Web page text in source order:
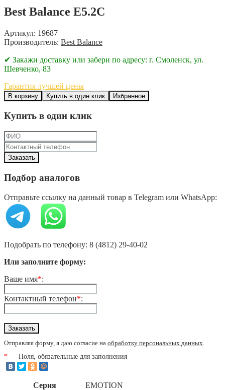
Best Balance E5.2C
Артикул: 19687
Производитель: Best Balance
✔ Закажи доставку или забери по адресу: г. Смоленск, ул.
Шевченко, 83
Гарантия лучшей цены
В корзину Купить в один клик Избранное
Купить в один клик
Подбор аналогов
Отправьте ссылку на данный товар в Telegram или WhatsApp:
Подобрать по телефону: 8 (4812) 29-40-02
Или заполните форму:
Ваше имя*:
Контактный телефон*:
Отправляя форму, я даю согласие на обработку персональных данных.
* — Поля, обязательные для заполнения
Серия EMOTION